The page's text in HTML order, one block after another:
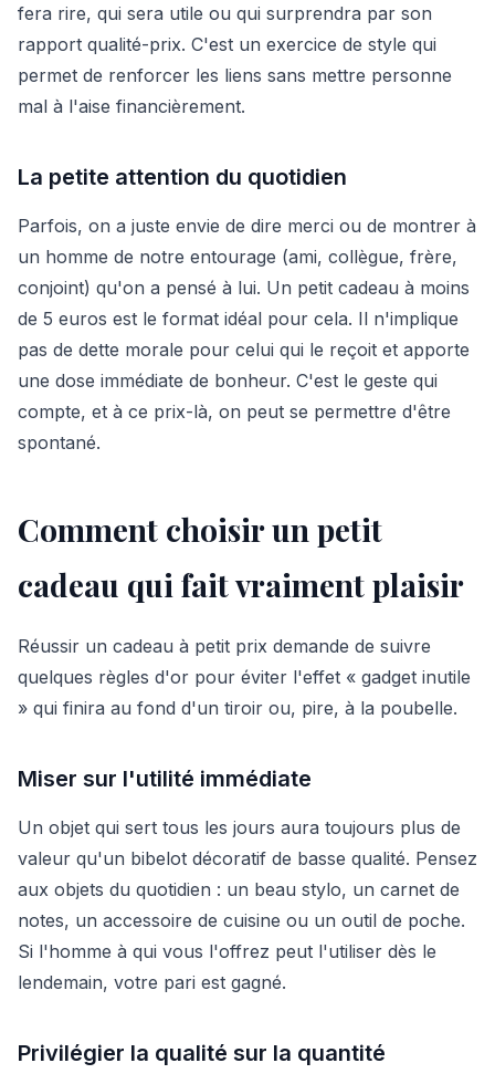
fera rire, qui sera utile ou qui surprendra par son
rapport qualité-prix. C'est un exercice de style qui
permet de renforcer les liens sans mettre personne
mal à l'aise financièrement.
La petite attention du quotidien
Parfois, on a juste envie de dire merci ou de montrer à
un homme de notre entourage (ami, collègue, frère,
conjoint) qu'on a pensé à lui. Un petit cadeau à moins
de 5 euros est le format idéal pour cela. Il n'implique
pas de dette morale pour celui qui le reçoit et apporte
une dose immédiate de bonheur. C'est le geste qui
compte, et à ce prix-là, on peut se permettre d'être
spontané.
Comment choisir un petit
cadeau qui fait vraiment plaisir
Réussir un cadeau à petit prix demande de suivre
quelques règles d'or pour éviter l'effet « gadget inutile
» qui finira au fond d'un tiroir ou, pire, à la poubelle.
Miser sur l'utilité immédiate
Un objet qui sert tous les jours aura toujours plus de
valeur qu'un bibelot décoratif de basse qualité. Pensez
aux objets du quotidien : un beau stylo, un carnet de
notes, un accessoire de cuisine ou un outil de poche.
Si l'homme à qui vous l'offrez peut l'utiliser dès le
lendemain, votre pari est gagné.
Privilégier la qualité sur la quantité